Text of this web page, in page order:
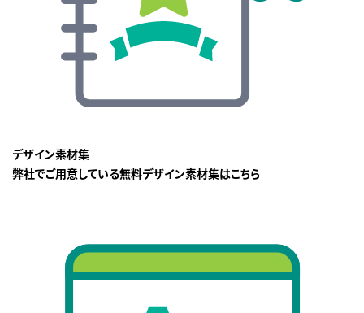
デザイン素材集
弊社でご用意している無料デザイン素材集はこちら